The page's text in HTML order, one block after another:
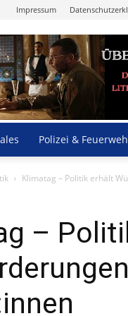
Impressum
Polizei &
Klimatag – Politik erhält
–